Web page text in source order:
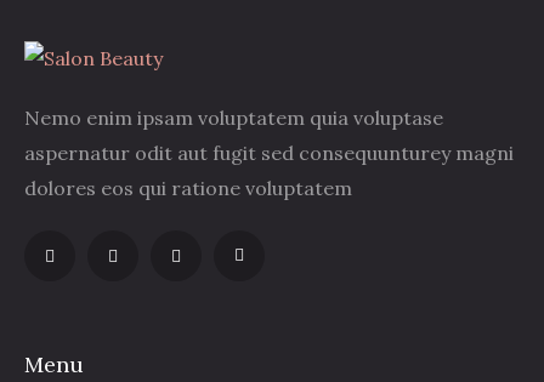
Nemo enim ipsam voluptatem quia voluptase
aspernatur odit aut fugit sed consequunturey magni
dolores eos qui ratione voluptatem
Menu